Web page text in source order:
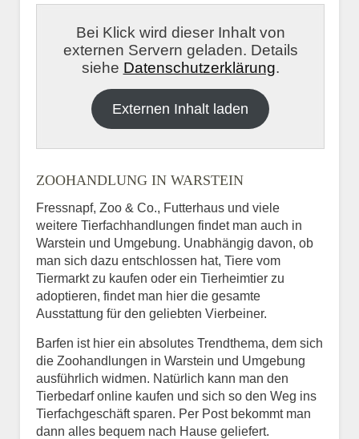
Bei Klick wird dieser Inhalt von
externen Servern geladen. Details
siehe Datenschutzerklärung.
Externen Inhalt laden
ZOOHANDLUNG IN WARSTEIN
Fressnapf, Zoo & Co., Futterhaus und viele
weitere Tierfachhandlungen findet man auch in
Warstein und Umgebung. Unabhängig davon, ob
man sich dazu entschlossen hat, Tiere vom
Tiermarkt zu kaufen oder ein Tierheimtier zu
adoptieren, findet man hier die gesamte
Ausstattung für den geliebten Vierbeiner.
Barfen ist hier ein absolutes Trendthema, dem sich
die Zoohandlungen in Warstein und Umgebung
ausführlich widmen. Natürlich kann man den
Tierbedarf online kaufen und sich so den Weg ins
Tierfachgeschäft sparen. Per Post bekommt man
dann alles bequem nach Hause geliefert.